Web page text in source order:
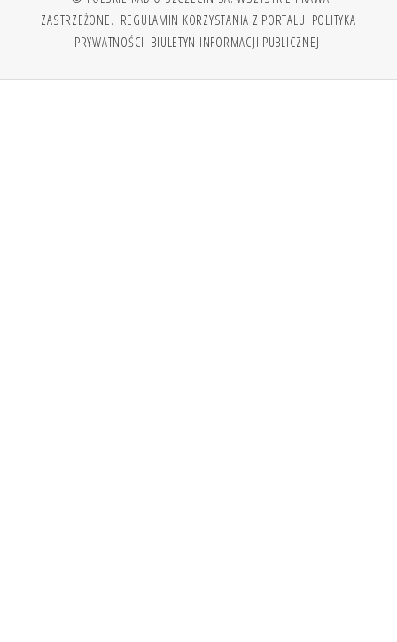
ZASTRZEŻONE. REGULAMIN KORZYSTANIA Z PORTALU POLITYKA
PRYWATNOŚCI BIULETYN INFORMACJI PUBLICZNEJ